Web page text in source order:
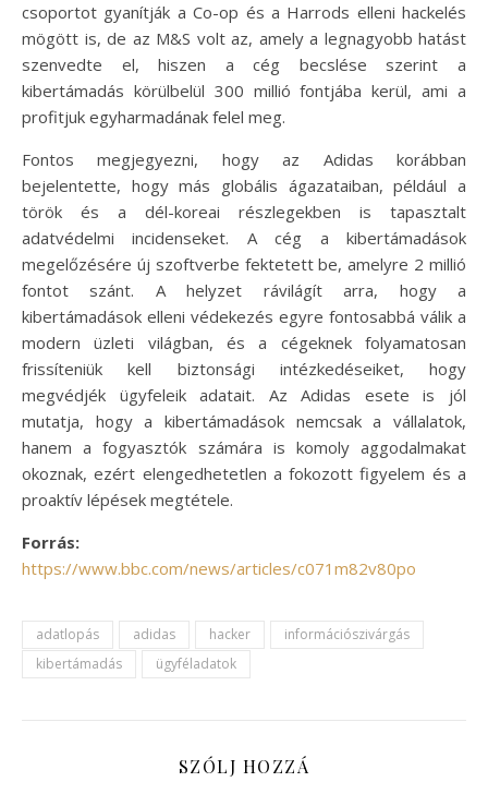
csoportot gyanítják a Co-op és a Harrods elleni hackelés
mögött is, de az M&S volt az, amely a legnagyobb hatást
szenvedte el, hiszen a cég becslése szerint a
kibertámadás körülbelül 300 millió fontjába kerül, ami a
profitjuk egyharmadának felel meg.
Fontos megjegyezni, hogy az Adidas korábban
bejelentette, hogy más globális ágazataiban, például a
török és a dél-koreai részlegekben is tapasztalt
adatvédelmi incidenseket. A cég a kibertámadások
megelőzésére új szoftverbe fektetett be, amelyre 2 millió
fontot szánt. A helyzet rávilágít arra, hogy a
kibertámadások elleni védekezés egyre fontosabbá válik a
modern üzleti világban, és a cégeknek folyamatosan
frissíteniük kell biztonsági intézkedéseiket, hogy
megvédjék ügyfeleik adatait. Az Adidas esete is jól
mutatja, hogy a kibertámadások nemcsak a vállalatok,
hanem a fogyasztók számára is komoly aggodalmakat
okoznak, ezért elengedhetetlen a fokozott figyelem és a
proaktív lépések megtétele.
Forrás:
https://www.bbc.com/news/articles/c071m82v80po
adatlopás adidas hacker
információszivárgás
kibertámadás
ügyféladatok
SZÓLJ HOZZÁ